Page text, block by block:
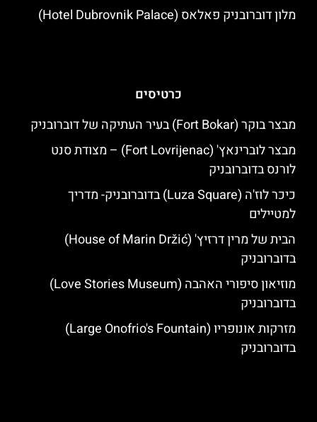
מלון דוברובניק פאלאס (Hotel Dubrovnik Palace)
כרטיסים
מבצר בוקר (Fort Bokar) בעיר העתיקה של דוברובניק
מבצר לוברינאץ' (Fort Lovrijenac) – מצודת סנט
לורנס בדוברובניק
כיכר לוז'ה (Luza Square) בדוברובניק- מדריך
למטיילים
הבית של מרין דרזיץ' (House of Marin Držić)
בדוברובניק
מוזיאון סיפורי האהבה (Love Stories Museum)
בדוברובניק
מזרקות אונופריו (Large Onofrio's Fountain)
בדוברובניק